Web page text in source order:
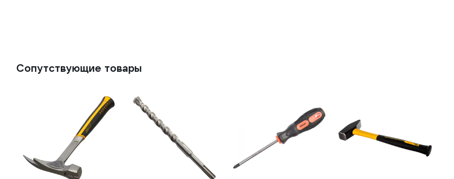
Сопутствующие товары